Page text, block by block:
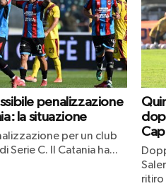
penalizzazione
la situazione
per un club
Serie C. Il Catania ha...
ritiro